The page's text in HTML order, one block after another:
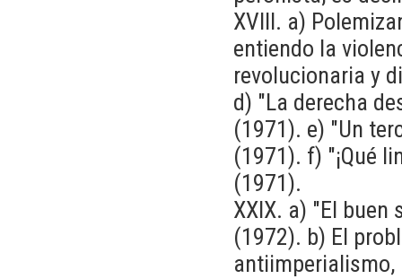
XVIII. a)
entiendo la
revolucionaria y
d) "La derecha
(1971). e) "Un
(1971). f) "¡Qué
(1971).
XXIX. a) "El
(1972). b) El
antiimperialismo,